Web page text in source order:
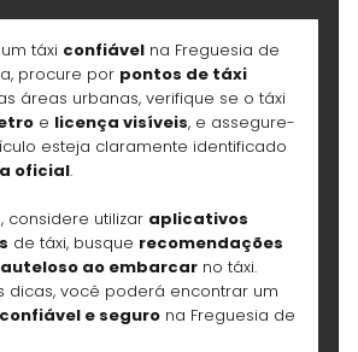
táxi confiável na Freguesia de
procure por pontos de táxi
áreas urbanas, verifique se o táxi
e licença visíveis, e assegure-
esteja claramente identificado
oficial.
considere utilizar aplicativos
de táxi, busque recomendações
ao embarcar no táxi.
dicas, você poderá encontrar um
confiável e seguro na Freguesia de